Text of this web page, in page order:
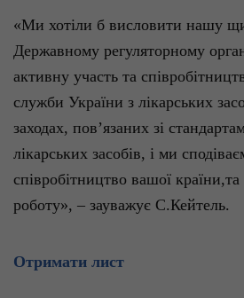
«Ми хотіли б висловити нашу
Державному регуляторному
активну участь та
служби України з лікарських
заходах, пов’язаних зі
лікарських засобів, і ми
співробітництво вашої країни,та
роботу», – зауважує С.Кейтель.
Отримати лист